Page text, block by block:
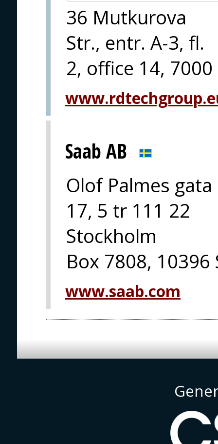
36 Mutkurova
Str., entr. A-3, fl.
2, office 14, 7000
Saab AB
Olof Palmes gata
17, 5 tr 111 22
Stockholm
Box 7808,
www.saab.com